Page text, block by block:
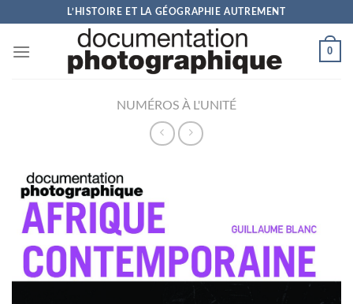
content
L’HISTOIRE ET LA GÉOGRAPHIE AUTREMENT
0
NUMÉROS À L'UNITÉ